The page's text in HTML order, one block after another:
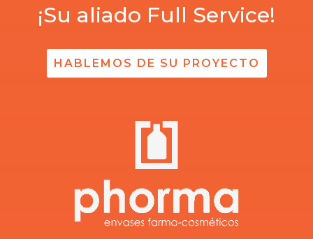
¡Su aliado Full Service!
HABLEMOS DE SU PROYECTO